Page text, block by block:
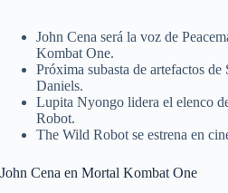
John Cena será la voz de
Kombat One.
Próxima subasta de artefactos
Daniels.
Lupita Nyongo lidera el elenco
Robot.
The Wild Robot se estrena en
John Cena en Mortal Kombat One